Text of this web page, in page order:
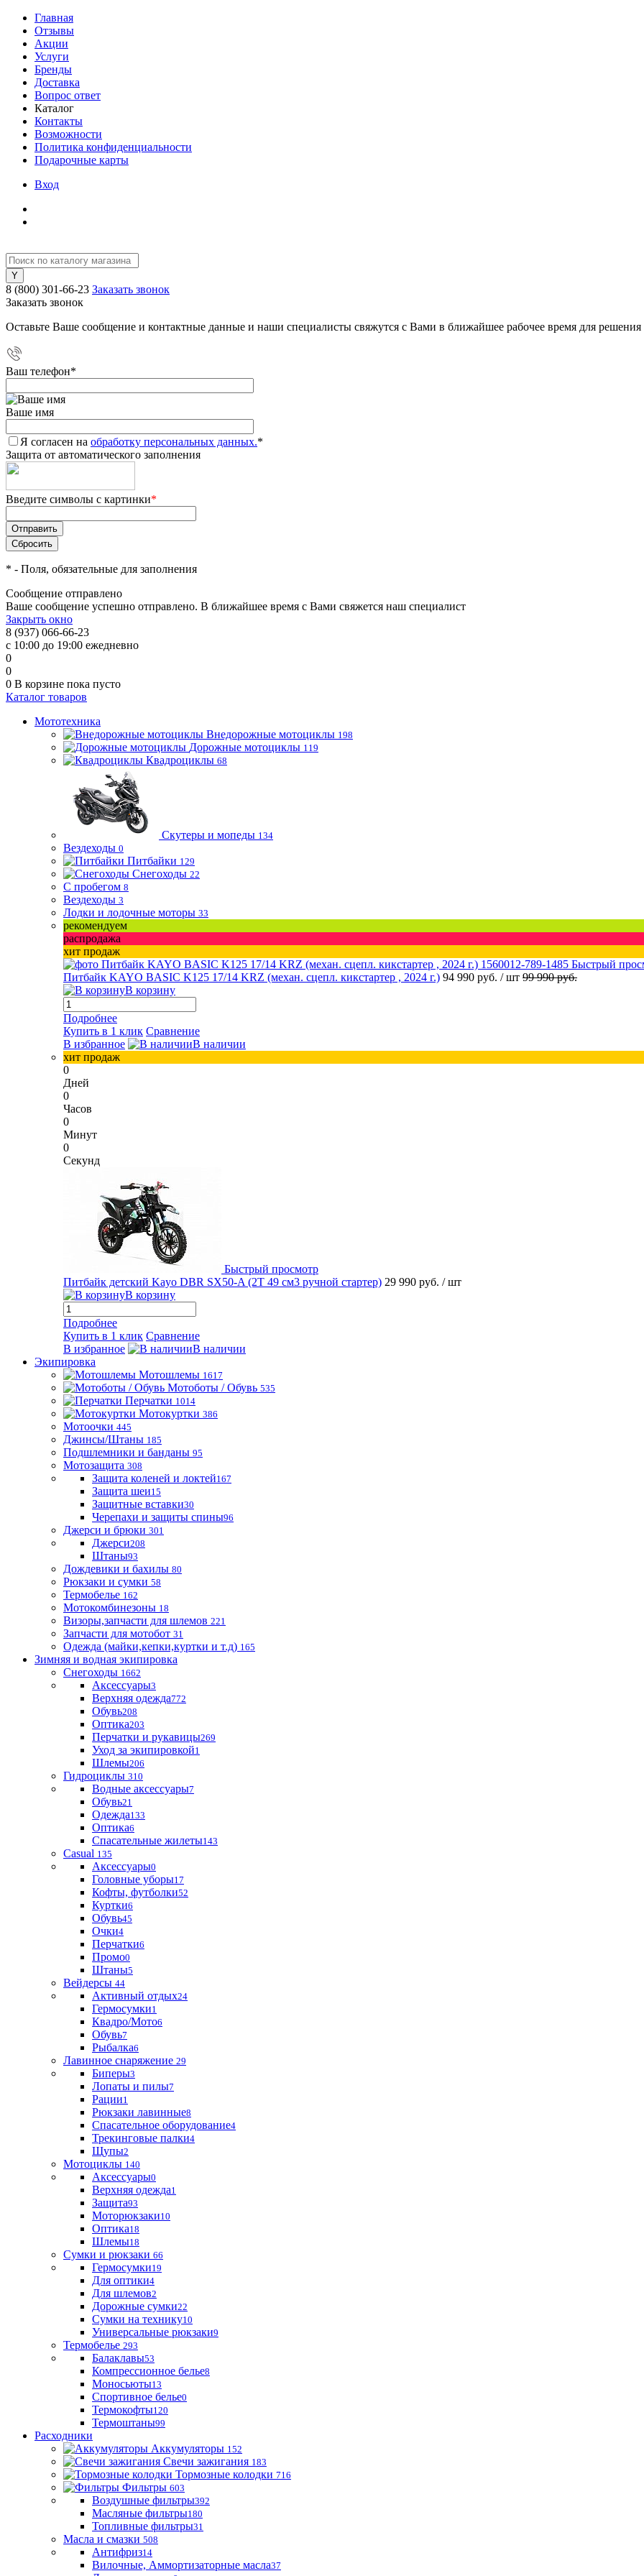
Главная
Отзывы
Акции
Услуги
Бренды
Доставка
Вопрос ответ
Каталог
Контакты
Возможности
Политика конфиденциальности
Подарочные карты
Вход
8 (800) 301-66-23 Заказать звонок
Заказать звонок
Оставьте Ваше сообщение и контактные данные и наши специалисты свяжутся с Вами в ближайшее рабочее время для
Ваш телефон*
Ваше имя
Я согласен на обработку персональных данных.*
Защита от автоматического заполнения
Введите символы с картинки*
* - Поля, обязательные для заполнения
Сообщение отправлено
Ваше сообщение успешно отправлено. В ближайшее время с Вами свяжется наш специалист
Закрыть окно
8 (937) 066-66-23
с 10:00 до 19:00 ежедневно
0
0
0 В корзине пока пусто
Каталог товаров
Мототехника
Внедорожные мотоциклы 198
Дорожные мотоциклы 119
Квадроциклы 68
Скутеры и мопеды 134
Вездеходы 0
Питбайки 129
Снегоходы 22
С пробегом 8
Вездеходы 3
Лодки и лодочные моторы 33
рекомендуем
распродажа
хит продаж
Быстрый
Питбайк KAYO BASIC K125 17/14 KRZ (механ. сцепл. кикстартер , 2024 г.) 94 990 руб. / шт 99 990 руб.
В корзину
Подробнее
Купить в 1 клик Сравнение
В избранное
В наличии
хит продаж
0
Дней
0
Часов
0
Минут
0
Секунд
Быстрый просмотр
Питбайк детский Kayo DBR SX50-A (2T 49 см3 ручной стартер) 29 990 руб. / шт
В корзину
Подробнее
Купить в 1 клик Сравнение
В избранное
В наличии
Экипировка
Мотошлемы 1617
Мотоботы / Обувь 535
Перчатки 1014
Мотокуртки 386
Мотоочки 445
Джинсы/Штаны 185
Подшлемники и банданы 95
Мотозащита 308
Защита коленей и локтей167
Защита шеи15
Защитные вставки30
Черепахи и защиты спины96
Джерси и брюки 301
Джерси208
Штаны93
Дождевики и бахилы 80
Рюкзаки и сумки 58
Термобелье 162
Мотокомбинезоны 18
Визоры,запчасти для шлемов 221
Запчасти для мотобот 31
Одежда (майки,кепки,куртки и т.д) 165
Зимняя и водная экипировка
Снегоходы 1662
Аксессуары3
Верхняя одежда772
Обувь208
Оптика203
Перчатки и рукавицы269
Уход за экипировкой1
Шлемы206
Гидроциклы 310
Водные аксессуары7
Обувь21
Одежда133
Оптика6
Спасательные жилеты143
Casual 135
Аксессуары0
Головные уборы17
Кофты, футболки52
Куртки6
Обувь45
Очки4
Перчатки6
Промо0
Штаны5
Вейдерсы 44
Активный отдых24
Гермосумки1
Квадро/Мото6
Обувь7
Рыбалка6
Лавинное снаряжение 29
Биперы3
Лопаты и пилы7
Рации1
Рюкзаки лавинные8
Спасательное оборудование4
Трекинговые палки4
Щупы2
Мотоциклы 140
Аксессуары0
Верхняя одежда1
Защита93
Моторюкзаки10
Оптика18
Шлемы18
Сумки и рюкзаки 66
Гермосумки19
Для оптики4
Для шлемов2
Дорожные сумки22
Сумки на технику10
Универсальные рюкзаки9
Термобелье 293
Балаклавы53
Компрессионное белье8
Моносьюты13
Спортивное белье0
Термокофты120
Термоштаны99
Расходники
Аккумуляторы 152
Свечи зажигания 183
Тормозные колодки 716
Фильтры 603
Воздушные фильтры392
Масляные фильтры180
Топливные фильтры31
Масла и смазки 508
Антифриз14
Вилочные, Аммортизаторные масла37